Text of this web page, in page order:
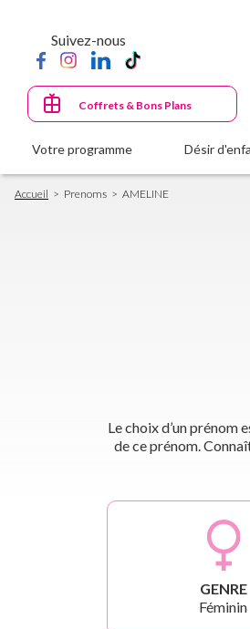
principal
Suivez-nous
Coffrets & Bons Plans
Votre programme Désir
Fil
d'Ariane
Accueil Prenoms AMELINE
Le choix d’un prénom
de ce prénom.
GENRE
Féminin